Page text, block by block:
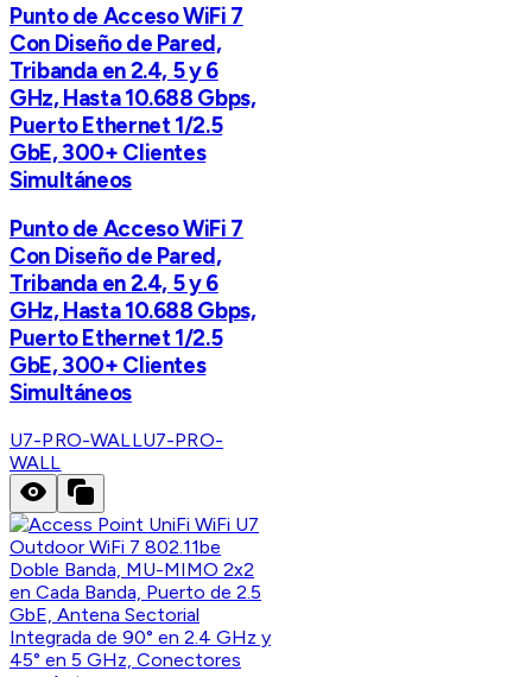
Punto de Acceso WiFi 7
Con Diseño de Pared,
Tribanda en 2.4, 5 y 6
GHz, Hasta 10.688 Gbps,
Puerto Ethernet 1/2.5
GbE, 300+ Clientes
Simultáneos
Punto de Acceso WiFi 7
Con Diseño de Pared,
Tribanda en 2.4, 5 y 6
GHz, Hasta 10.688 Gbps,
Puerto Ethernet 1/2.5
GbE, 300+ Clientes
Simultáneos
U7-PRO-WALLU7-PRO-
WALL